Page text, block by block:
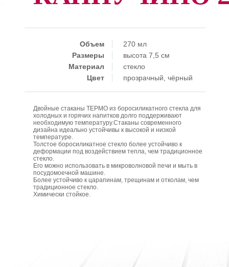
Объем
270 мл
Размеры
высота 7,5 см
Материал
стекло
Цвет
прозрачный, чёрный
Двойные стаканы ТЕРМО из боросиликатного стекла для
холодных и горячих напитков долго поддерживают
необходимую температуру.Стаканы современного
дизайна идеально устойчивы к высокой и низкой
температуре.
Толстое боросиликатное стекло более устойчиво к
деформации под воздействием тепла, чем традиционное
стекло.
Его можно использовать в микроволновой печи и мыть в
посудомоечной машине.
Более устойчиво к царапинам, трещинам и отколам, чем
традиционное стекло.
Химически стойкое.